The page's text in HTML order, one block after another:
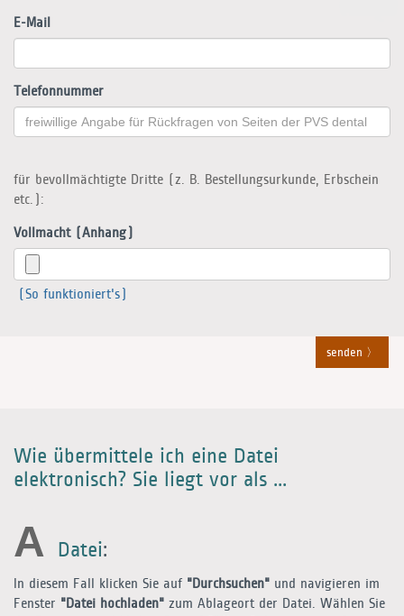
E-Mail
Telefonnummer
für bevollmächtigte Dritte (z. B. Bestellungsurkunde, Erbschein
etc.):
Vollmacht (Anhang)
(So funktioniert's)
senden
Wie übermittele ich eine Datei
elektronisch? Sie liegt vor als ...
A Datei:
In diesem Fall klicken Sie auf "Durchsuchen" und navigieren im
Fenster "Datei hochladen" zum Ablageort der Datei. Wählen Sie